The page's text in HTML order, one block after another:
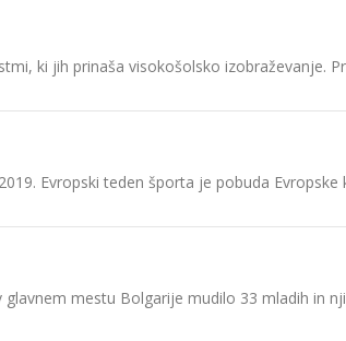
ki jih prinaša visokošolsko izobraževanje.
Evropski teden športa je pobuda
mestu Bolgarije mudilo 33 mladih in